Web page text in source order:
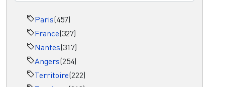
Paris(457)
France(327)
Nantes(317)
Angers(254)
Territoire(222)